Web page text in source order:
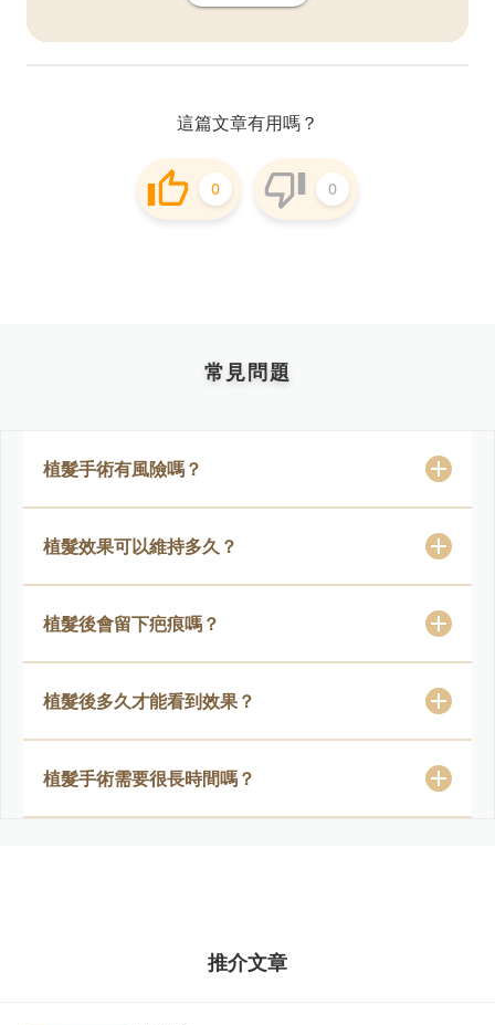
這篇文章有用嗎？
0 0
常見問題
植髮手術有風險嗎？
植髮效果可以維持多久？
植髮後會留下疤痕嗎？
植髮後多久才能看到效果？
植髮手術需要很長時間嗎？
推介文章